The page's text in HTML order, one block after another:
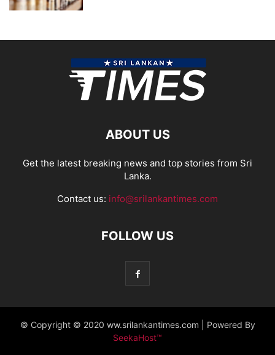
ABOUT US
Get the latest breaking news and top stories from Sri
Lanka.
Contact us: info@srilankantimes.com
FOLLOW US
© Copyright © 2020 ww.srilankantimes.com | Powered By
SeekaHost™